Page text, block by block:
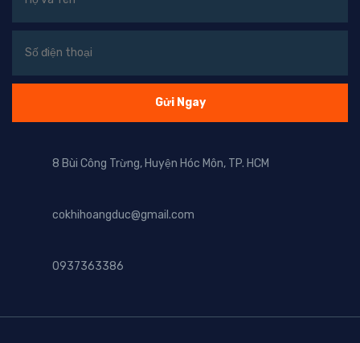
8 Bùi Công Trừng, Huyện Hóc Môn, TP. HCM
cokhihoangduc@gmail.com
0937363386